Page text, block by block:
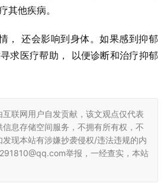
其他疾病。
， 还会影响到身体。如果感到抑郁
求医疗帮助， 以便诊断和治疗抑郁
联网用户自发贡献，该文观点仅代表
息存储空间服务，不拥有所有权，不
现本站有涉嫌抄袭侵权/违法违规的内
举报，一经查实，本站